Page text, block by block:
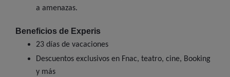
a amenazas.
Beneficios de Experis
23 días de vacaciones
Descuentos exclusivos en Fnac, teatro, cine, Booking
y más